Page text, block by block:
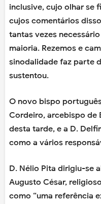
inclusive, cujo olhar se
cujos comentários
tantas vezes
maioria. Rezemos e
sinodalidade faz parte
sustentou.
O novo bispo
Cordeiro, arcebispo de
desta tarde, e a D.
como a vários
D. Nélio Pita dirigiu-se
Augusto César,
como “uma referência